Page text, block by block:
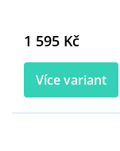
1 595 Kč
Více variant